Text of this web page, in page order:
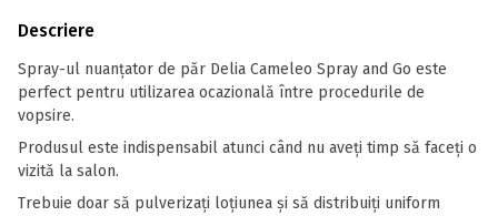
Descriere
Spray-ul nuanțator de păr Delia Cameleo Spray and Go este
perfect pentru utilizarea ocazională între procedurile de
vopsire.
Produsul este indispensabil atunci când nu aveți timp să faceți o
vizită la salon.
Trebuie doar să pulverizați loțiunea și să distribuiți uniform